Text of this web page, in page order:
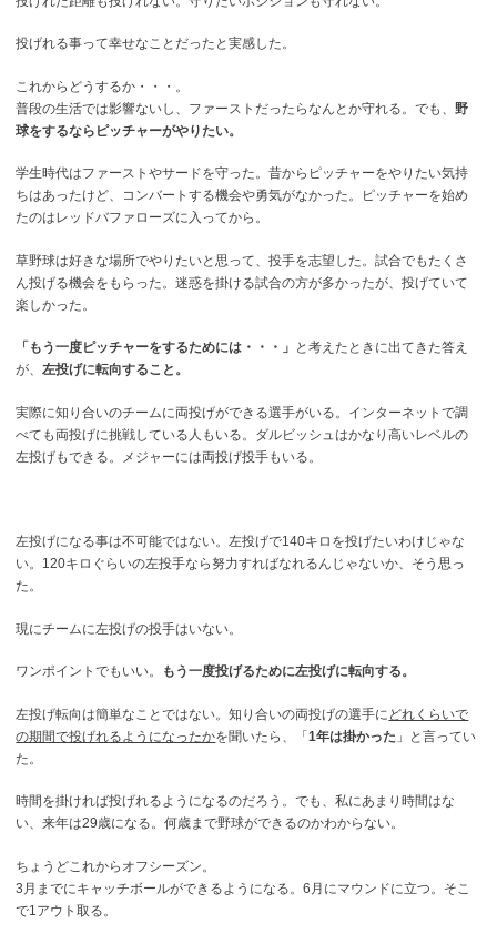
投げれる事って幸せなことだったと実感した。
これからどうするか・・・。
普段の生活では影響ないし、ファーストだったらなんとか守れる。でも、野
球をするならピッチャーがやりたい。
学生時代はファーストやサードを守った。昔からピッチャーをやりたい気持
ちはあったけど、コンバートする機会や勇気がなかった。ピッチャーを始め
たのはレッドバファローズに入ってから。
草野球は好きな場所でやりたいと思って、投手を志望した。試合でもたくさ
ん投げる機会をもらった。迷惑を掛ける試合の方が多かったが、投げていて
楽しかった。
「もう一度ピッチャーをするためには・・・」
と考えたときに出てきた答え
が、左投げに転向すること。
実際に知り合いのチームに両投げができる選手がいる。インターネットで調
べても両投げに挑戦している人もいる。ダルビッシュはかなり高いレベルの
左投げもできる。メジャーには両投げ投手もいる。
左投げになる事は不可能ではない。左投げで140キロを投げたいわけじゃな
い。120キロぐらいの左投手なら努力すればなれるんじゃないか、そう思っ
た。
現にチームに左投げの投手はいない。
ワンポイントでもいい。 もう一度投げるために左投げに転向する。
左投げ転向は簡単なことではない。知り合いの両投げの選手に どれくらいで
の期間で投げれるようになったかを聞いたら、「1年は掛かった 」と言ってい
た。
時間を掛ければ投げれるようになるのだろう。でも、私にあまり時間はな
い、来年は29歳になる。何歳まで野球ができるのかわからない。
ちょうどこれからオフシーズン。
3月までにキャッチボールができるようになる。6月にマウンドに立つ。そこ
で1アウト取る。